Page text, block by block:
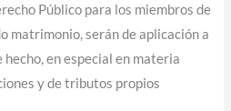
Público para los miembros de
matrimonio, serán de aplicación a
hecho, en especial en materia
y de tributos propios